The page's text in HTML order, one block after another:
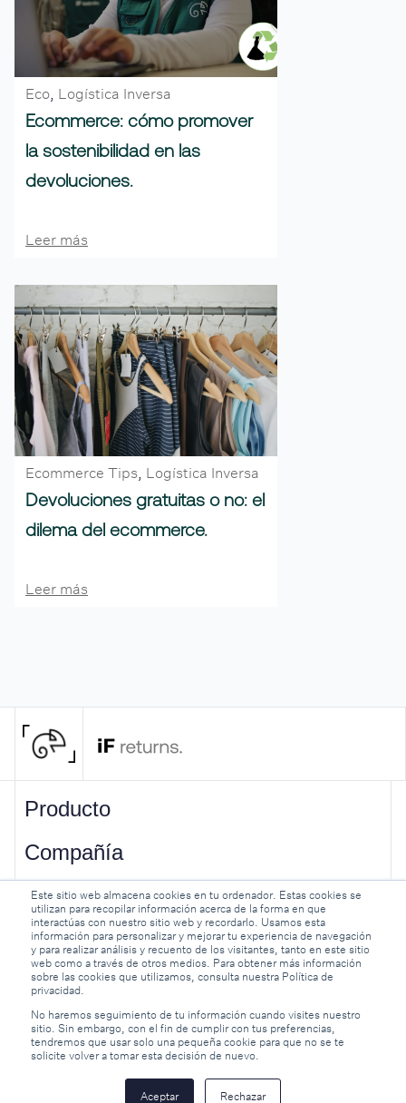
Este sitio web almacena cookies en tu ordenador. Estas cookies se
utilizan para recopilar información acerca de la forma en que
interactúas con nuestro sitio web y recordarlo. Usamos esta
información para personalizar y mejorar tu experiencia de navegación
y para realizar análisis y recuento de los visitantes, tanto en este sitio
web como a través de otros medios. Para obtener más información
sobre las cookies que utilizamos, consulta nuestra Política de
privacidad.
No haremos seguimiento de tu información cuando visites nuestro
sitio. Sin embargo, con el fin de cumplir con tus preferencias,
tendremos que usar solo una pequeña cookie para que no se te
solicite volver a tomar esta decisión de nuevo.
Aceptar Rechazar
Eco, Logística Inversa
Ecommerce: cómo promover
la sostenibilidad en las
devoluciones.
Leer más
Ecommerce Tips Logística Inversa
Devoluciones gratuitas o no: el
dilema del ecommerce.
Leer más
Producto
Compañía
Recursos
Aviso legal
Términos y Política de privacidad
Política de cookies